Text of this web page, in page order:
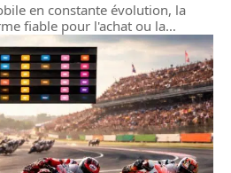
en constante évolution, la
fiable pour l'achat ou la…